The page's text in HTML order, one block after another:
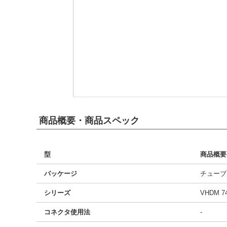
商品概要・商品スペック
型 商品概要
パッケージ チューブ
シリーズ VHDM
コネクタ使用法 -